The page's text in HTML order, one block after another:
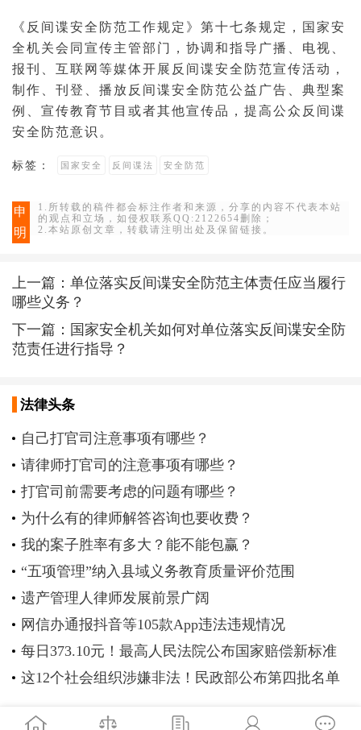
《反间谍安全防范工作规定》第十七条规定，国家安
全机关会同宣传主管部门，协调和指导广播、电视、
报刊、互联网等媒体开展反间谍安全防范宣传活动，
制作、刊登、播放反间谍安全防范公益 广告 、典型案
例
、宣传教育节目或者其他宣传品，提高公众反间谍
安全防范意识。
标签： 国家安全 反间谍法 安全防范
申
明
1.所转载的稿件都会标注作者和来源，分享的内容不代表本站
的观点和立场，如侵权联系QQ:2122654删除；
2.本站原创文章，转载请注明出处及保留链接。
上一篇：单位落实反间谍安全防范主体责任应当履行
哪些义务？
下一篇： 国家安全机关如何对单位落实反间谍安全防
范责任进行指导？
法律头条
自己打官司注意事项有哪些？
请律师打官司的注意事项有哪些？
打官司前需要考虑的问题有哪些？
为什么有的律师解答咨询也要收费？
我的案子胜率有多大？能不能包赢？
“五项管理”纳入县域义务教育质量评价范围
遗产管理人律师发展前景广阔
网信办通报抖音等105款App违法违规情况
每日373.10元！最高人民法院公布国家赔偿新标准
这12个社会组织涉嫌非法！民政部公布第四批名单